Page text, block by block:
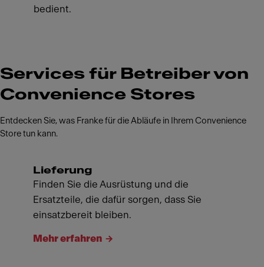
bedient.
Services für Betreiber von
Convenience Stores
Entdecken Sie, was Franke für die Abläufe in Ihrem Convenience
Store tun kann.
Lieferung
Finden Sie die Ausrüstung und die
Ersatzteile, die dafür sorgen, dass Sie
einsatzbereit bleiben.
Mehr erfahren